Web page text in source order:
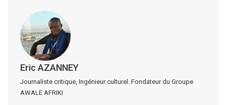
Eric AZANNEY
Journaliste critique, Ingénieur culturel. Fondateur du Groupe
AWALE AFRIKI